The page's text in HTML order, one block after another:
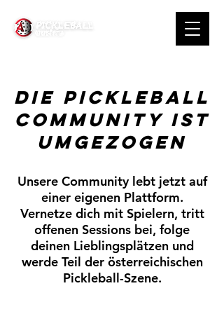
Die Pickleball
Community ist
umgezogen
Unsere Community lebt jetzt auf
einer eigenen Plattform.
Vernetze dich mit Spielern, tritt
offenen Sessions bei, folge
deinen Lieblingsplätzen und
werde Teil der österreichischen
Pickleball-Szene.